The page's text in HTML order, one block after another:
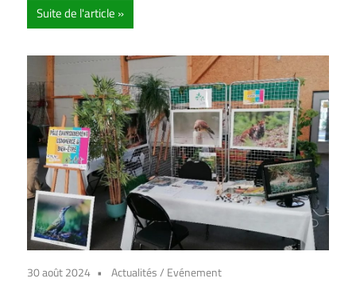
Suite de l'article
30 août 2024 Actualités/ Evénement